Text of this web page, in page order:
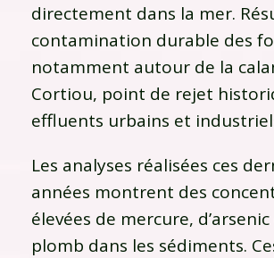
directement dans la mer.
contamination durable des
notamment autour de la
Cortiou, point de rejet
effluents urbains et
Les analyses réalisées ces
années montrent des
élevées de mercure,
plomb dans les sédiments.